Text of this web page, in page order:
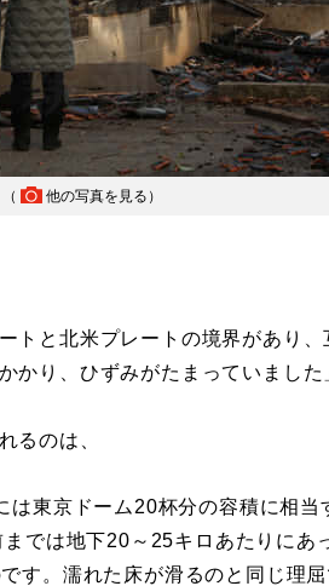
他の写真を見る ）
トと北米プレートの境界があり
かり、ひずみがたまっていました
るのは、
は東京ドーム20杯分の容積に相
では地下20～25キロあたりにあ
す。濡れた床が滑るのと同じ理